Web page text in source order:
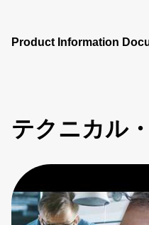
Product Information
テクニカル